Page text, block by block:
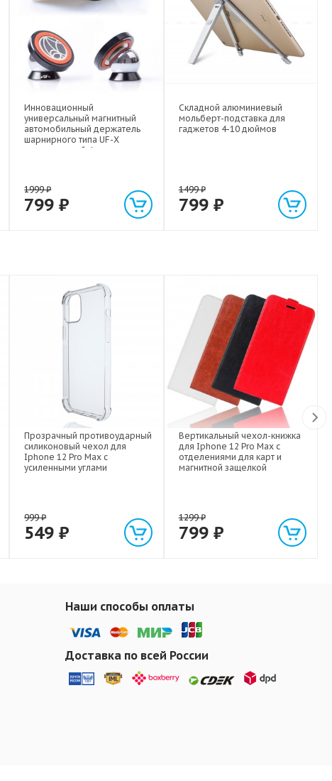
Инновационный
универсальный магнитный
автомобильный держатель
шарнирного типа UF-X
экстрасильной фиксации для
1999₽
799₽
Складной алюминиевый
мольберт-подставка для
гаджетов 4-10 дюймов
1499₽
799 ₽
Прозрачный противоударный
силиконовый чехол для
Iphone 12 Pro Max с
усиленными углами
999₽
549₽
Вертикальный чехол-книжка
для Iphone 12 Pro Max с
отделениями для карт и
магнитной защелкой
1299₽
799 ₽
Наши способы оплаты
Доставка по всей России